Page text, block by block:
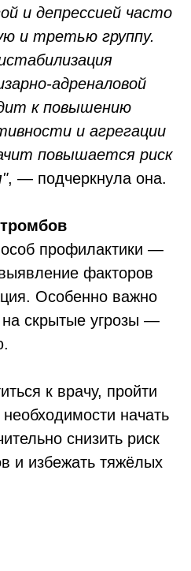
и депрессией часто
и третью группу.
адреналовой
к повышению
и агрегации
повышается риск
, — подчеркнула она.
профилактики —
факторов
Особенно важно
скрытые угрозы —
к врачу, пройти
начать
снизить риск
и избежать тяжёлых